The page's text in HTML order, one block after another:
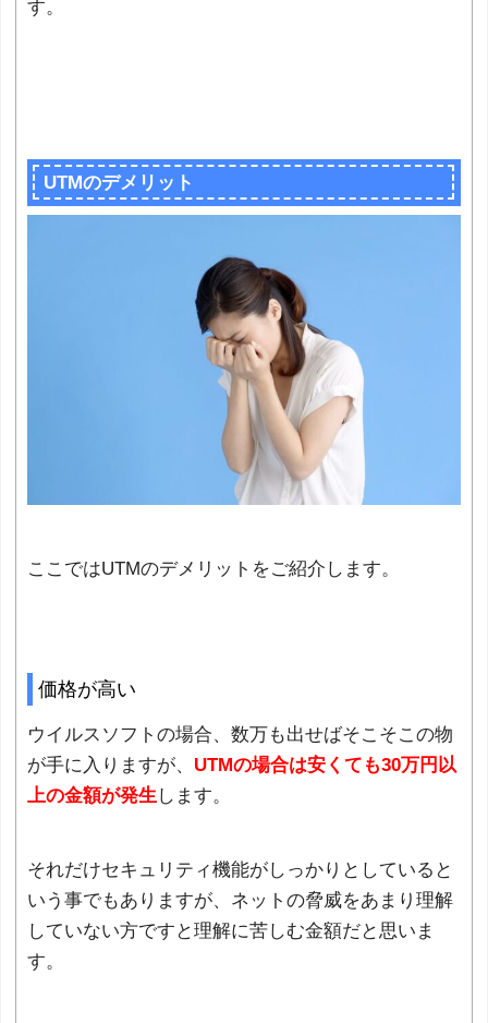
す。
UTMのデメリット
ここではUTMのデメリットをご紹介します。
価格が高い
ウイルスソフトの場合、数万も出せばそこそこの物
が手に入りますが、 UTMの場合は安くても30万円以
上の金額が発生 します。
それだけセキュリティ機能がしっかりとしていると
いう事でもありますが、ネットの脅威をあまり理解
していない方ですと理解に苦しむ金額だと思いま
す。